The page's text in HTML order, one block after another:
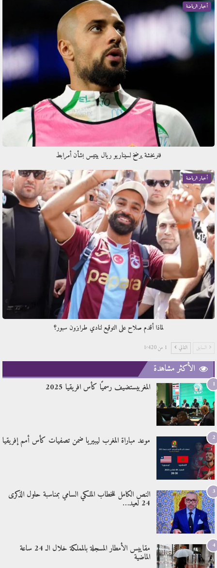
أخبار الرياضة
فنربخشة يرضخ لسيناريو ريال بيتيس بشأن أمرابط
أخبار الرياضة
لماذا أقدم صلاح على التوقيع لنادي طرابزون سبور؟
السابق التالي 1 من 1٬420
الأكثر مشاهدة
1 المغربيستضيف رسميًا كأس افريقيا 2025
2 موعد مباراة المغرب ليبيريا ضمن تصفيات كأس أمم إفريقيا
3 النص الكامل للخطاب الملكي السامي بمناسبة حلول الذكرى
24 لعيد…
4 مقاييس الأمطار المسجلة بالمملكة خلال الـ 24 ساعة
الماضية